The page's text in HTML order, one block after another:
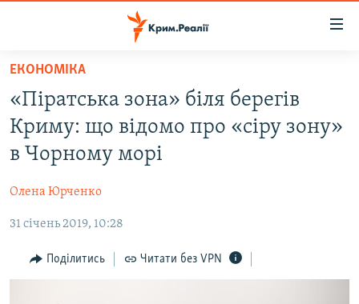
Перейти
основного
матеріалу
Перейти
до
основної
Перейти
пошуку
ВОДА.КРИМ
ВІДЕО ТА ФОТО
БЛОГИ
ПОГЛЯД
ІНТЕРВ'Ю
ЕКОНОМІКА
«Піратська зона» біля берегів
Криму: що відомо про «сіру зону»
в Чорному морі
Олена Юрченко
31 січень 2019, 10:28
Поділитись Читати без VPN